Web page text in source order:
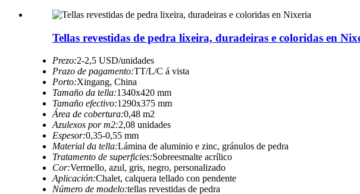
Tellas revestidas de pedra lixeira, duradeiras e coloridas en
Prezo:2-2,5 USD/unidades
Prazo de pagamento:TT/L/C á vista
Porto:Xingang, China
Tamaño da tella:1340x420 mm
Tamaño efectivo:1290x375 mm
Área de cobertura:0,48 m2
Azulexos por m2:2,08 unidades
Espesor:0,35-0,55 mm
Material da tella:Lámina de aluminio e zinc, gránulos de pedra
Tratamento de superficies:Sobreesmalte acrílico
Cor:Vermello, azul, gris, negro, personalizado
Aplicación:Chalet, calquera tellado con pendente
Número de modelo:tellas revestidas de pedra